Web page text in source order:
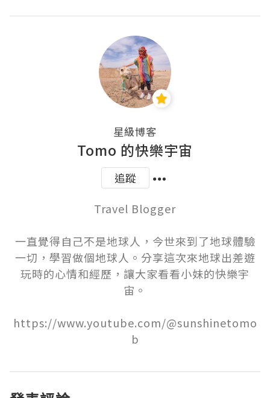
星級博客
Tomo 的快樂宇宙
追蹤
Travel Blogger
一直覺得自己不是地球人，今世來到了地球體驗
一切，學習做個地球人。分享這次來地球出差遊
玩時的心情和經歷，讓大家看看小妹的快樂宇
宙。
https://www.youtube.com/@sunshinetomo
b